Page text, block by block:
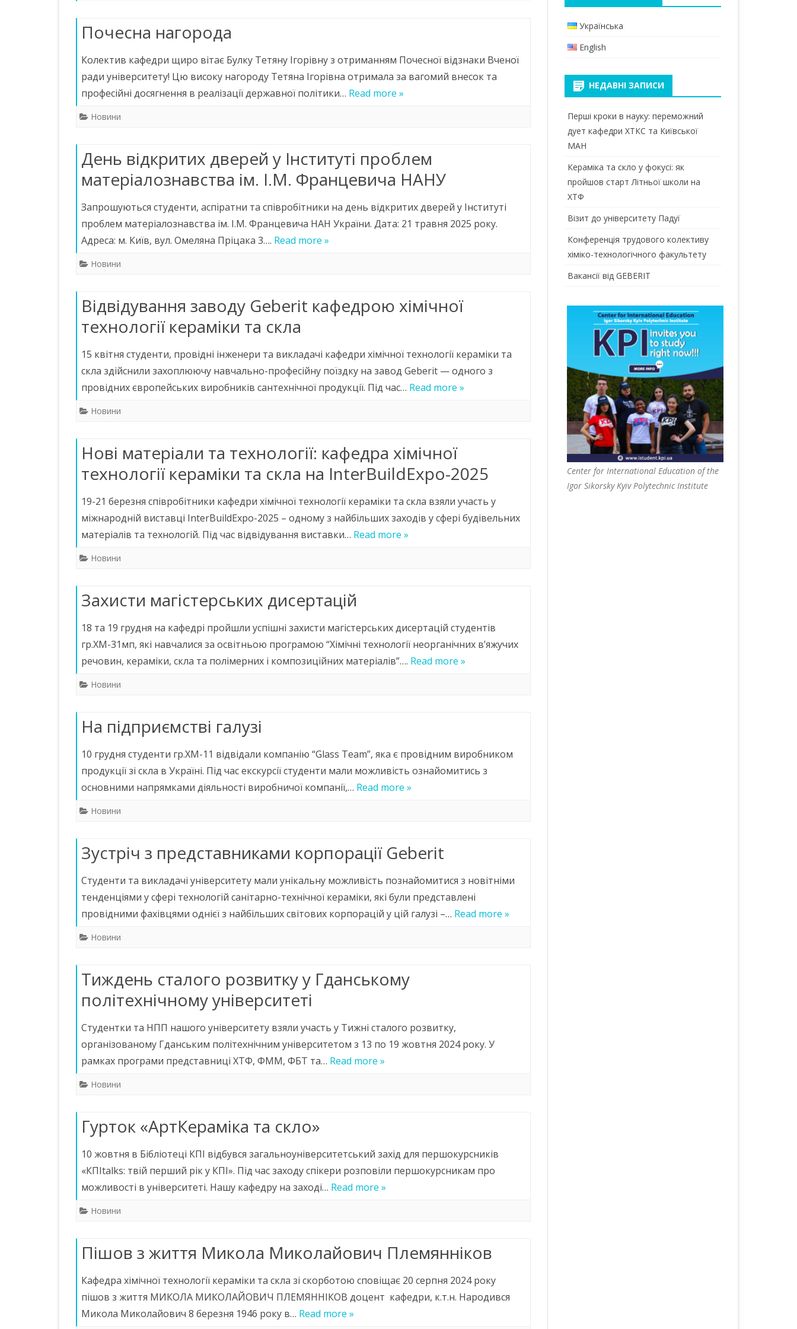
НАВЧАЛЬНИЙ ПРОЦЕС
НАУКОВО-ПЕДАГОГІЧНИЙ
СКЛАД
МАТЕРІАЛЬНО-ТЕХНІЧНА
НАШІ ПАРТНЕРИ
КОНТАКТИ
ГРОМАДСЬКІ ОБГОВОРЕННЯ
КОНТАКТИ ВІДБІРКОВОЇ
КОМІСІЇ
СТУДЕНТИ КАФЕДРИ ПРО
ВИБІР ПРОФЕСІЇ
ШЛЯХ ДО УСПІХУ
РОЗКЛАД СЕСІЇ
РОЗКЛАД КОНСУЛЬТАЦІЙ
ОСВІТНІ ПРОГРАМИ МАГІСТРАТУРА
ПЕРЕДДИПЛОМНА ПРАКТИКА
ДИСЕРТАЦІЇ
МАТЕРІАЛЬНО-ТЕХНІЧНЕ
МІЖНАРОДНА МОБІЛЬНІСТЬ
СИЛАБУСИ
КУРАТОРИ ТА СТАРОСТИ
НАВЧАЛЬНИХ ГРУП
ПРАКТИКА
НАВЧАЛЬНІ МАТЕРІАЛИ
ПУБЛІКАЦІЇ ВИКЛАДАЧІВ
КАФЕДРИ
НАУКОВІ СЕМІНАРИ ОНЛАЙН
ДОКТОР ФІЛОСОФІЇ (PHD)
МАГІСТРИ
ТИТУЛЬНІ СТОРІНКИ ТА
ШАБЛОНИ
ПРИЙМАЛЬНА КОМІСІЯ
БІБЛІОТЕКА КПІ
ВІДПОЧИНОК
СТУДЕНТСЬКА ПРОФСПІЛКА
Почесна нагорода
Колектив кафедри щиро вітає Булку Тетяну Ігорівну з отриманням Почесної відзнаки Вченої
ради університету! Цю високу нагороду Тетяна Ігорівна отримала за вагомий внесок та
професійні досягнення в реалізації державної політики… Read more »
Новини
День відкритих дверей у Інституті проблем
матеріалознавства ім. І.М. Францевича НАНУ
Запрошуються студенти, аспіратни та співробітники на день відкритих дверей у Інституті
проблем матеріалознавства ім. І.М. Францевича НАН України. Дата: 21 травня 2025 року.
Адреса: м. Київ, вул. Омеляна Пріцака 3…. Read more »
Новини
Відвідування заводу Geberit кафедрою хімічної
технології кераміки та скла
15 квітня студенти, провідні інженери та викладачі кафедри хімічної технології кераміки та
скла здійснили захоплюючу навчально-професійну поїздку на завод Geberit — одного з
провідних європейських виробників сантехнічної продукції. Під час… Read more »
Новини
Нові матеріали та технології: кафедра хімічної
технології кераміки та скла на InterBuildExpo-2025
19-21 березня співробітники кафедри хімічної технології кераміки та скла взяли участь у
міжнародній виставці InterBuildExpo-2025 – одному з найбільших заходів у сфері будівельних
матеріалів та технологій. Під час відвідування виставки… Read more »
Новини
Захисти магістерських дисертацій
18 та 19 грудня на кафедрі пройшли успішні захисти магістерських дисертацій студентів
гр.ХМ-31мп, які навчалися за освітньою програмою “Хімічні технології неорганічних в’яжучих
речовин, кераміки, скла та полімерних і композиційних матеріалів”…. Read more »
Новини
На підприємстві галузі
10 грудня студенти гр.ХМ-11 відвідали компанію “Glass Team”, яка є провідним виробником
продукції зі скла в Україні. Під час екскурсії студенти мали можливість ознайомитись з
основними напрямками діяльності виробничої компанії,… Read more »
Новини
Зустріч з представниками корпорації Geberit
Студенти та викладачі університету мали унікальну можливість познайомитися з новітніми
тенденціями у сфері технологій санітарно-технічної кераміки, які були представлені
провідними фахівцями однієї з найбільших світових корпорацій у цій галузі –… Read more »
Новини
Тиждень сталого розвитку у Гданському
політехнічному університеті
Студентки та НПП нашого університету взяли участь у Тижні сталого розвитку,
організованому Гданським політехнічним університетом з 13 по 19 жовтня 2024 року. У
рамках програми представниці ХТФ, ФММ, ФБТ та… Read more »
Новини
Гурток «АртКераміка та скло»
10 жовтня в Бібліотеці КПІ відбувся загальноуніверситетський захід для першокурсників
«КПІtalks: твій перший рік у КПІ». Під час заходу спікери розповіли першокурсникам про
можливості в університеті. Нашу кафедру на заході… Read more »
Новини
Пішов з життя Микола Миколайович Племянніков
Кафедра хімічної технології кераміки та скла зі скорботою сповіщає 20 серпня 2024 року
пішов з життя МИКОЛА МИКОЛАЙОВИЧ ПЛЕМЯННІКОВ доцент кафедри, к.т.н. Народився
Микола Миколайович 8 березня 1946 року в… Read more »
Українська
English
НЕДАВНІ ЗАПИСИ
Перші кроки в науку: переможний
дует кафедри ХТКС та Київської
МАН
Кераміка та скло у фокусі: як
пройшов старт Літньої школи на
ХТФ
Візит до університету Падуї
Конференція трудового колективу
хіміко-технологічного факультету
Вакансії від GEBERIT
Center for International Education of the
Igor Sikorsky Kyiv Polytechnic Institute